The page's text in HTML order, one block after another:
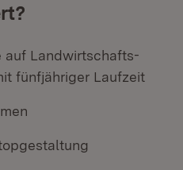
auf Landwirtschafts-
fünfjähriger Laufzeit